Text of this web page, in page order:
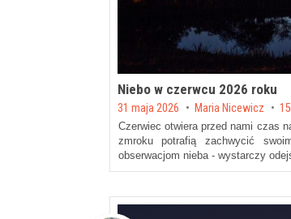
Niebo w czerwcu 2026 roku
Posted on
31 maja 2026 by Maria Nicewicz
Czerwiec otwiera przed nami czas
zmroku potrafią zachwycić
obserwacjom nieba - wystarczy